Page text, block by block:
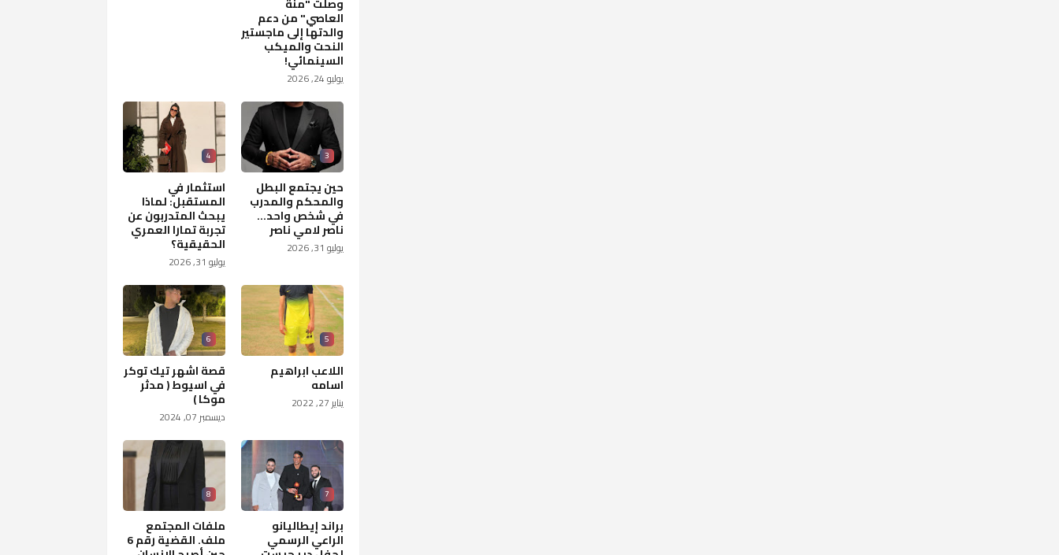
العاصي" من دعم
والدتها إلى ماجستير
النحت والميكب
السينمائي!
يوليو 24, 2026
3
حين يجتمع البطل
والمحكم والمدرب
في شخص واحد...
ناصر لامي ناصر
يوليو 31, 2026
4
استثمار في
المستقبل: لماذا
يبحث المتدربون عن
تجربة تمارا العمري
الحقيقية؟
يوليو 31, 2026
5
اللاعب ابراهيم
اسامه
يناير 27, 2022
6
قصة اشهر تيك توكر
في اسيوط ( مدثر
موكا )
ديسمبر 07, 2024
7
براند إيطاليانو
الراعي الرسمي
8
ملفات المجتمع
ملف. القضية رقم 6